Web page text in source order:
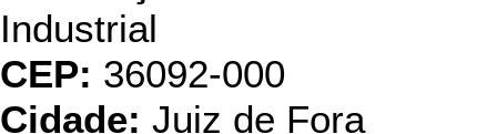
Industrial
CEP: 36092-000
Cidade: Juiz de Fora